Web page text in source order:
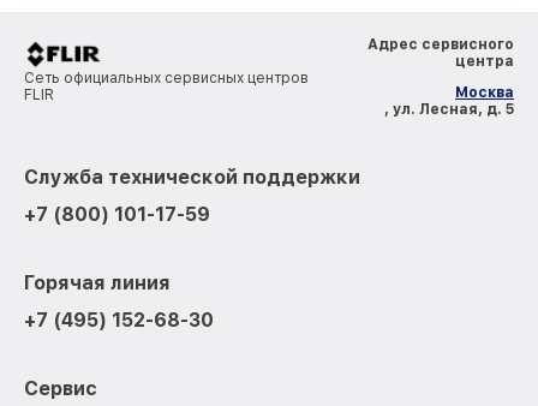
Сеть официальных сервисных центров
FLIR
Адрес сервисного
центра
Москва
, ул. Лесная, д. 5
Служба технической поддержки
+7 (800) 101-17-59
Горячая линия
+7 (495) 152-68-30
Сервис